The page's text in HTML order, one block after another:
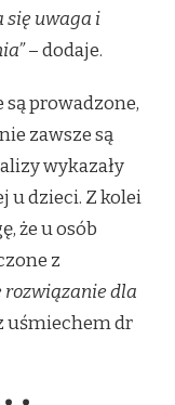
się uwaga i
– dodaje.
prowadzone,
zawsze są
wykazały
u dzieci. Z kolei
że u osób
z
rozwiązanie dla
uśmiechem dr